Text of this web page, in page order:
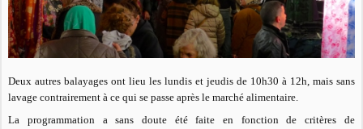
Deux autres balayages ont lieu les lundis et jeudis de 10h30 à 12h, mais sans
lavage contrairement à ce qui se passe après le marché alimentaire.
La programmation a sans doute été faite en fonction de critères de